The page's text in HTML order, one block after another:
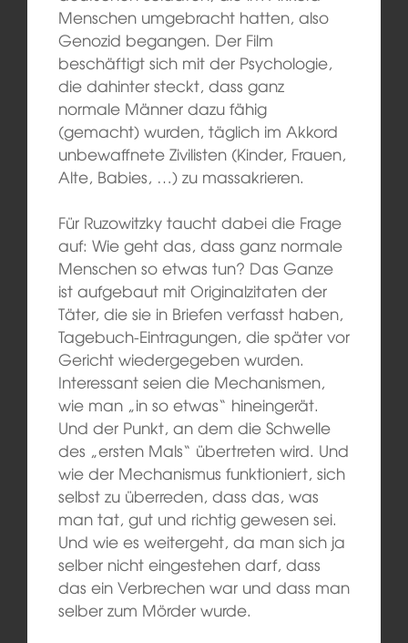
Menschen umgebracht hatten, also
Genozid begangen. Der Film
beschäftigt sich mit der Psychologie,
die dahinter steckt, dass ganz
normale Männer dazu fähig
(gemacht) wurden, täglich im Akkord
unbewaffnete Zivilisten (Kinder, Frauen,
Alte, Babies, …) zu massakrieren.
Für Ruzowitzky taucht dabei die Frage
auf: Wie geht das, dass ganz normale
Menschen so etwas tun? Das Ganze
ist aufgebaut mit Originalzitaten der
Täter, die sie in Briefen verfasst haben,
Tagebuch-Eintragungen, die später vor
Gericht wiedergegeben wurden.
Interessant seien die Mechanismen,
wie man „in so etwas“ hineingerät.
Und der Punkt, an dem die Schwelle
des „ersten Mals“ übertreten wird. Und
wie der Mechanismus funktioniert, sich
selbst zu überreden, dass das, was
man tat, gut und richtig gewesen sei.
Und wie es weitergeht, da man sich ja
selber nicht eingestehen darf, dass
das ein Verbrechen war und dass man
selber zum Mörder wurde.